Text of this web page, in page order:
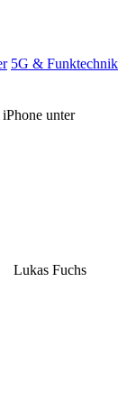
5G & Funktechnik
unter
Lukas Fuchs